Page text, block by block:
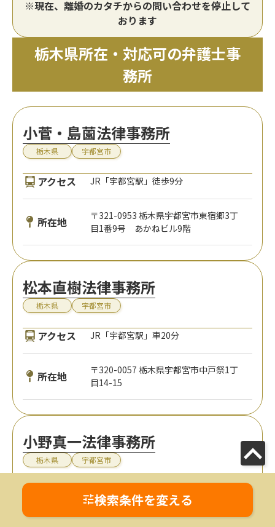
※現在、離婚のカタチからの問い合わせを停止して
おります
栃木県所在・対応可の弁護士事
務所
小菅・島薗法律事務所
栃木県 宇都宮市
アクセス JR「宇都宮駅」徒歩9分
所在地
〒321-0953 栃木県宇都宮市東宿郷3丁
目1番9号 あかねビル9階
松本直樹法律事務所
栃木県 宇都宮市
アクセス JR「宇都宮駅」車20分
所在地
〒320-0057 栃木県宇都宮市中戸祭1丁
目14-15
小野真一法律事務所
栃木県 宇都宮市
武宇都宮駅」徒歩7分
検索条件を変える